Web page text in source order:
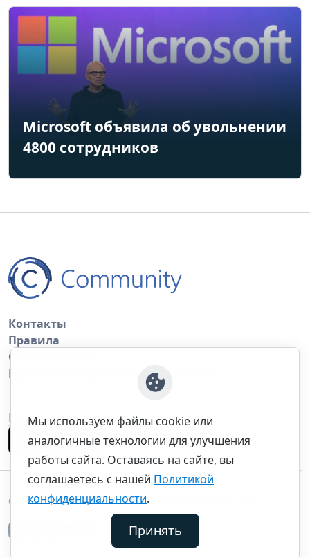
Microsoft объявила об увольнении
4800 сотрудников
Контакты
Правила
Обратная связь
Правила копирования материалов
Приложение
©thecommunity.ru 2026. Все права защищены.
Мы используем файлы cookie или
аналогичные технологии для улучшения
работы сайта. Оставаясь на сайте, вы
соглашаетесь с нашей Политикой
конфиденциальности.
Принять